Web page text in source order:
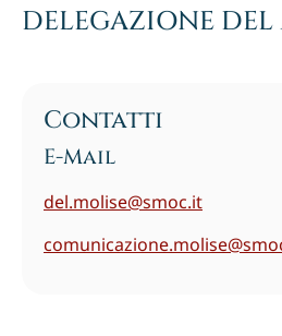
DELEGAZIONE DEL
Contatti
E-Mail
del.molise@smoc.it